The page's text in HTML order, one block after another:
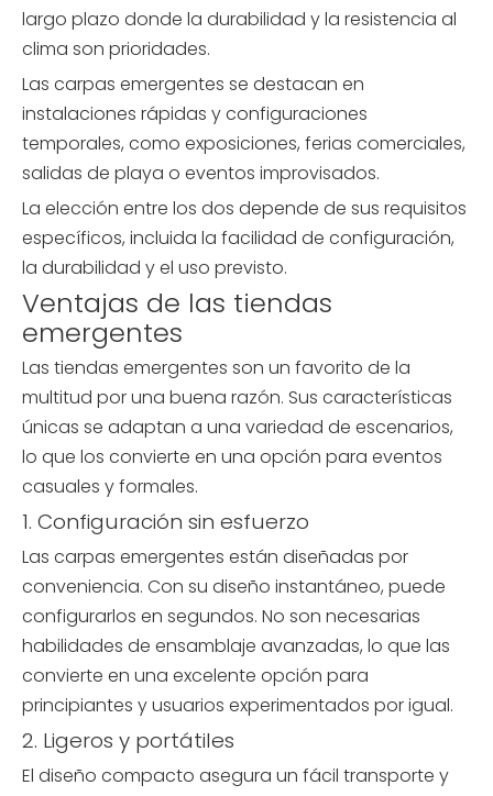
largo plazo donde la durabilidad y la resistencia al
clima son prioridades.
Las carpas emergentes se destacan en
instalaciones rápidas y configuraciones
temporales, como exposiciones, ferias comerciales,
salidas de playa o eventos improvisados.
La elección entre los dos depende de sus requisitos
específicos, incluida la facilidad de configuración,
la durabilidad y el uso previsto.
Ventajas de las tiendas
emergentes
Las tiendas emergentes son un favorito de la
multitud por una buena razón. Sus características
únicas se adaptan a una variedad de escenarios,
lo que los convierte en una opción para eventos
casuales y formales.
1. Configuración sin esfuerzo
Las carpas emergentes están diseñadas por
conveniencia. Con su diseño instantáneo, puede
configurarlos en segundos. No son necesarias
habilidades de ensamblaje avanzadas, lo que las
convierte en una excelente opción para
principiantes y usuarios experimentados por igual.
2. Ligeros y portátiles
El diseño compacto asegura un fácil transporte y